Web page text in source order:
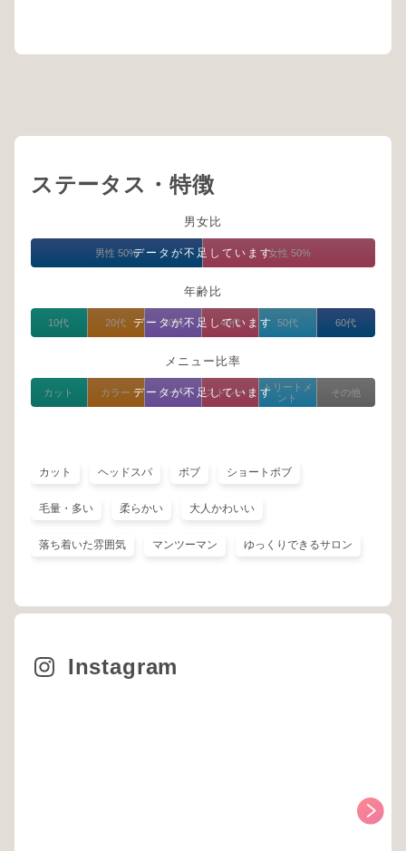
ステータス・特徴
男女比
データが不足しています
男性 50% 女性 50%
年齢比
データが不足しています
10代 20代 30代 40代 50代 60代
メニュー比率
データが不足しています
カット カラー パーマ ストレート
トリートメ
ント
その他
カット ヘッドスパ ボブ ショートボブ
毛量・多い 柔らかい 大人かわいい
落ち着いた雰囲気 マンツーマン ゆっくりできるサロン
Instagram